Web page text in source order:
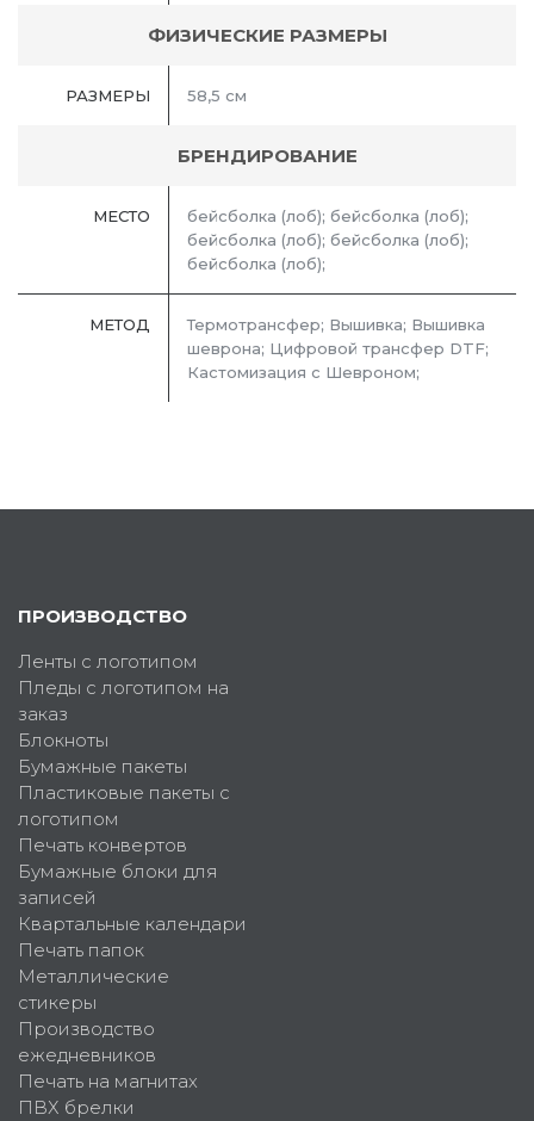
ФИЗИЧЕСКИЕ РАЗМЕРЫ
РАЗМЕРЫ 58,5 см
БРЕНДИРОВАНИЕ
МЕСТО
бейсболка (лоб); бейсболка (лоб);
бейсболка (лоб); бейсболка (лоб);
бейсболка (лоб);
МЕТОД
Термотрансфер; Вышивка; Вышивка
шеврона; Цифровой трансфер DTF;
Кастомизация с Шевроном;
ПРОИЗВОДСТВО
Ленты с логотипом
Пледы с логотипом на
заказ
Блокноты
Бумажные пакеты
Пластиковые пакеты с
логотипом
Печать конвертов
Бумажные блоки для
записей
Квартальные календари
Печать папок
Металлические
стикеры
Производство
ежедневников
Печать на магнитах
ПВХ брелки